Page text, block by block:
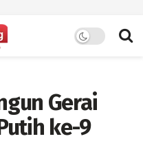
Gerai
ke-9